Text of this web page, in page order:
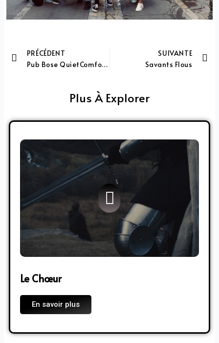
PrevPRÉCÉDENT
Pub Bose QuietComfort II
SUIVANTE
Savants Flous
Plus À Explorer
Le Chœur
En savoir plus